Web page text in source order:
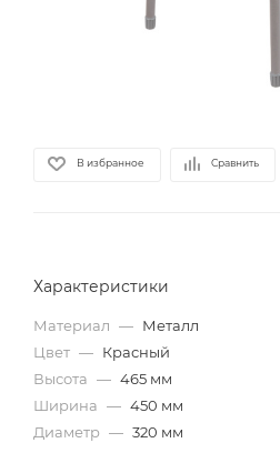
В избранное Сравнить
Характеристики
Материал — Металл
Цвет — Красный
Высота — 465 мм
Ширина — 450 мм
Диаметр — 320 мм